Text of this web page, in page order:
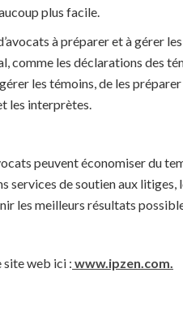
plus facile.
à préparer et à gérer
comme les déclarations des
les témoins, de les
les interprètes.
peuvent économiser du
services de soutien aux litiges,
les meilleurs résultats
site web ici : www.ipzen.com.